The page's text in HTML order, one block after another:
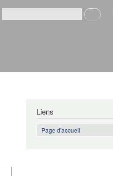
Formulaire de recherche
Recherche
Liens
Page d'accueil